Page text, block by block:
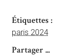
Étiquettes :
paris 2024
Partager ...